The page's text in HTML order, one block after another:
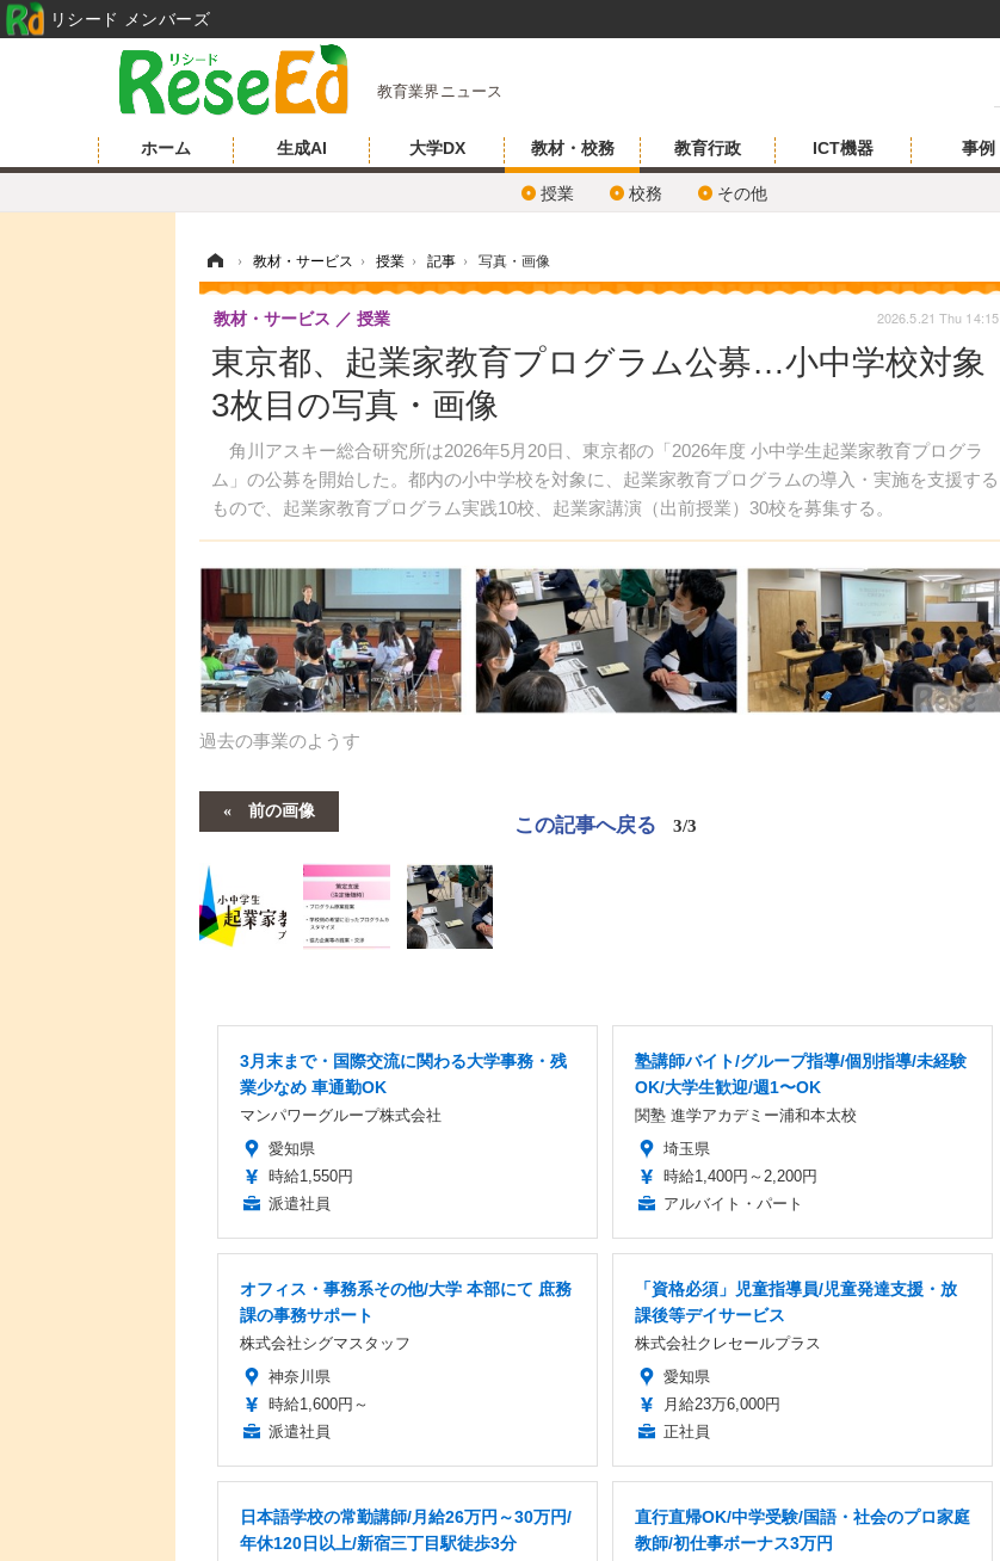
教育業界ニュース
ホーム 生成AI 大学DX 教材・校務
授業 校務 その他
教育行政 ICT機器 事例
› 教材・サービス › 授業 › 記事 › 写真・画像
東京都、起業家教育プログラム公募…小中学校対象
3枚目の写真・画像
角川アスキー総合研究所は2026年5月20日、東京都の「2026年度 小中学生起業家教育プログラ
ム」の公募を開始した。都内の小中学校を対象に、起業家教育プログラムの導入・実施を支援する
もので、起業家教育プログラム実践10校、起業家講演（出前授業）30校を募集する。
教材・サービス 授業 2026.5.21 Thu 14:15
過去の事業のようす
前の画像
この記事へ戻る 3/3
3月末まで・国際交流に関わる大学事務・残
業少なめ 車通勤OK
マンパワーグループ株式会社
愛知県
時給1,550円
派遣社員
塾講師バイト/グループ指導/個別指導/未経験
OK/大学生歓迎/週1〜OK
関塾 進学アカデミー浦和本太校
埼玉県
時給1,400円～2,200円
アルバイト・パート
オフィス・事務系その他/大学 本部にて 庶務
課の事務サポート
株式会社シグマスタッフ
神奈川県
時給1,600円～
派遣社員
「資格必須」児童指導員/児童発達支援・放
課後等デイサービス
株式会社クレセールプラス
愛知県
月給23万6,000円
正社員
日本語学校の常勤講師/月給26万円～30万円/
年休120日以上/新宿三丁目駅徒歩3分
直行直帰OK/中学受験/国語・社会のプロ家庭
教師/初仕事ボーナス3万円
リシード メンバーズ